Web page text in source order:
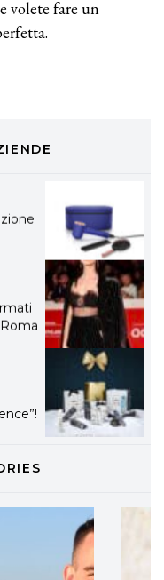
volete fare un
I
ed